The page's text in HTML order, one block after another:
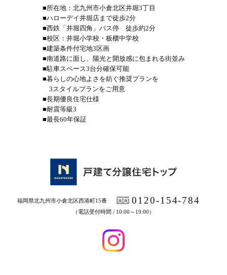
■所在地：北九州市小倉北区井堀3丁目
■ハローデイ井堀店まで徒歩2分
■西鉄「井堀四角」バス停 徒歩約2分
■校区：井堀小学校・板櫃中学校
■建築条件付宅地3区画
■南道路に面し、陽光と開放感に包まれる街並み
■駐車スペース3台分確保可能
■暮らしの心地よさを紡ぐ推奨プランを
3スタイルプランをご用意
■長期優良住宅仕様
■耐震等級3
■最長60年保証
福岡県北九州市小倉北区西港町15番 0120-154-784
（電話受付時間 / 10:00～19:00）